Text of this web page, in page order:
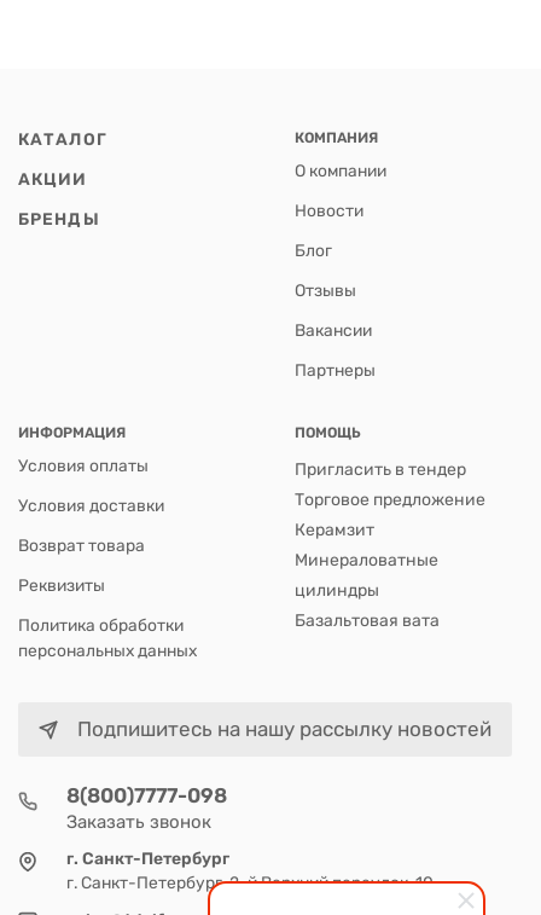
КАТАЛОГ
АКЦИИ
БРЕНДЫ
КОМПАНИЯ
О компании
Новости
Блог
Отзывы
Вакансии
Партнеры
ИНФОРМАЦИЯ
Условия оплаты
Условия доставки
Возврат товара
Реквизиты
Политика обработки
персональных данных
ПОМОЩЬ
Пригласить в тендер
Торговое предложение
Керамзит
Минераловатные
цилиндры
Базальтовая вата
Подпишитесь на нашу рассылку новостей
8(800)7777-098
Заказать звонок
г. Санкт-Петербург
г. Санкт-Петербург, 2-й Верхний переулок, 10